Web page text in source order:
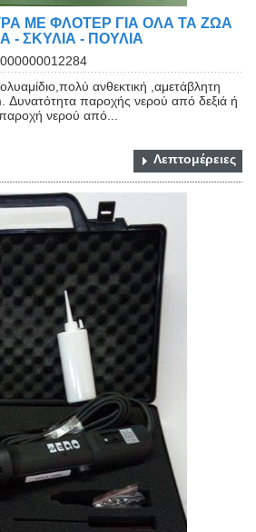
ΜΕ ΦΛΟΤΕΡ ΓΙΑ ΟΛΑ ΤΑ ΖΩΑ
- ΣΚΥΛΙΑ - ΠΟΥΛΙΑ
000000012284
ανθεκτική ,αμετάβλητη
παροχής νερού από δεξιά ή
παροχή νερού από...
Λεπτομέρειες